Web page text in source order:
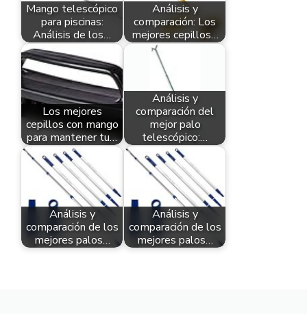
Mango telescópico
para piscinas:
Análisis de los…
Análisis y
comparación: Los
mejores cepillos…
Los mejores
cepillos con mango
para mantener tu…
Análisis y
comparación del
mejor palo
telescópico:…
Análisis y
comparación de los
mejores palos…
Análisis y
comparación de los
mejores palos…